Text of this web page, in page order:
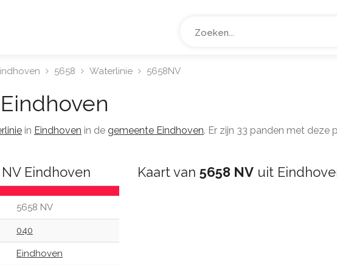
5658 Waterlinie 5658NV
Eindhoven
in Eindhoven in de gemeente Eindhoven. Er zijn 33 panden met deze
Eindhoven
5658 NV
040
Eindhoven
Kaart van 5658 NV uit